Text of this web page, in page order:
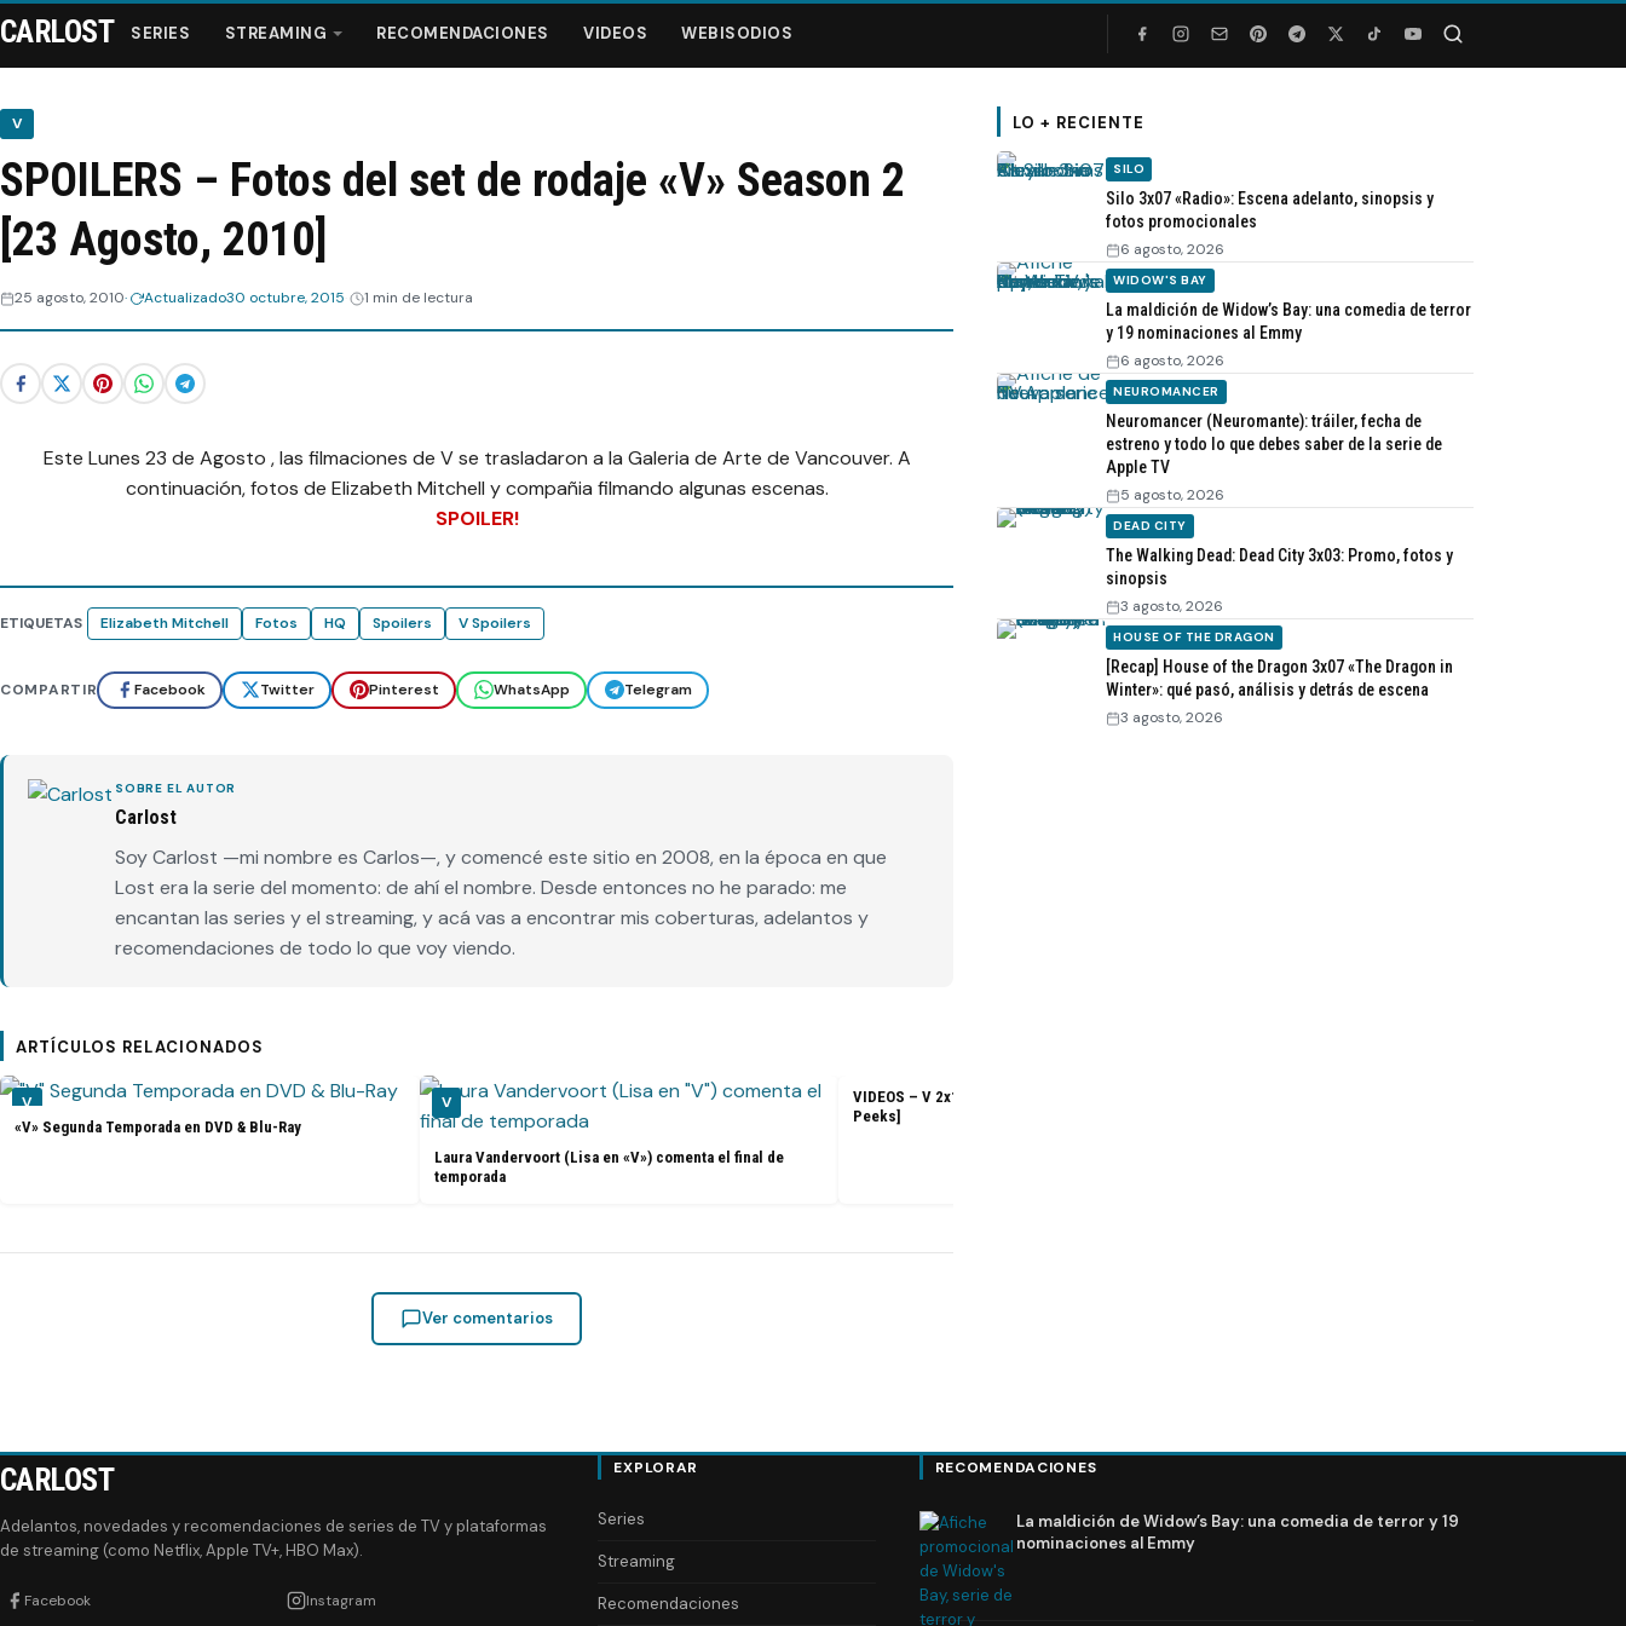
Series
Streaming
Videos
Webisodios
CARLOST SERIES STREAMING RECOMENDACIONES VIDEOS WEBISODIOS
V
SPOILERS – Fotos del set de rodaje «V» Season 2
[23 Agosto, 2010]
25 agosto, 2010 Actualizado30 octubre, 2015 1 min de lectura
Este Lunes 23 de Agosto , las filmaciones de V se trasladaron a la Galeria de Arte de Vancouver. A
continuación, fotos de Elizabeth Mitchell y compañia filmando algunas escenas.
SPOILER!
ETIQUETAS Elizabeth Mitchell Fotos HQ Spoilers V Spoilers
COMPARTIR Facebook Twitter Pinterest WhatsApp Telegram
SOBRE EL AUTOR
Carlost
Soy Carlost —mi nombre es Carlos—, y comencé este sitio en 2008, en la época en que
Lost era la serie del momento: de ahí el nombre. Desde entonces no he parado: me
encantan las series y el streaming, y acá vas a encontrar mis coberturas, adelantos y
recomendaciones de todo lo que voy viendo.
ARTÍCULOS RELACIONADOS
V
«V» Segunda Temporada en DVD & Blu-Ray
V
Laura Vandervoort (Lisa en «V») comenta el final de
temporada
VIDEOS – V 2x10 «Mother’s Day» Season Finale [Sneak
Peeks]
Ver comentarios
LO + RECIENTE
SILO
Silo 3x07 «Radio»: Escena adelanto, sinopsis y
fotos promocionales
6 agosto, 2026
WIDOW'S BAY
La maldición de Widow’s Bay: una comedia de terror
y 19 nominaciones al Emmy
6 agosto, 2026
NEUROMANCER
Neuromancer (Neuromante): tráiler, fecha de
estreno y todo lo que debes saber de la serie de
Apple TV
5 agosto, 2026
DEAD CITY
The Walking Dead: Dead City 3x03: Promo, fotos y
sinopsis
3 agosto, 2026
HOUSE OF THE DRAGON
[Recap] House of the Dragon 3x07 «The Dragon in
Winter»: qué pasó, análisis y detrás de escena
3 agosto, 2026
CARLOST
Adelantos, novedades y recomendaciones de series de TV y plataformas
de streaming (como Netflix, Apple TV+, HBO Max).
Facebook Instagram
EXPLORAR
Series
Streaming
Recomendaciones
RECOMENDACIONES
La maldición de Widow’s Bay: una comedia de terror y 19
nominaciones al Emmy